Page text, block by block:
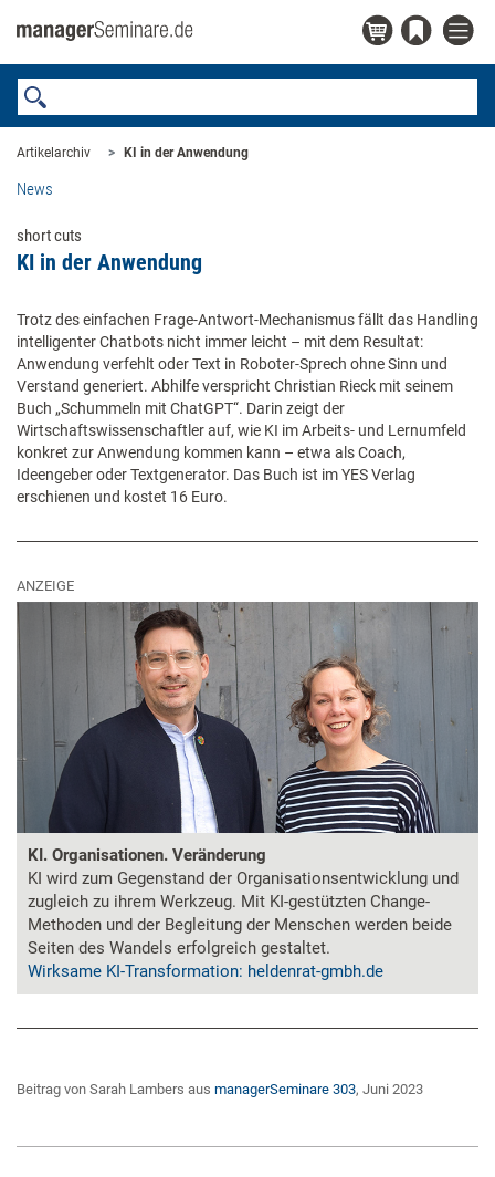
Artikelarchiv KI in der Anwendung
News
short cuts
KI in der Anwendung
Trotz des einfachen Frage-Antwort-Mechanismus fällt das Handling
intelligenter Chatbots nicht immer leicht – mit dem Resultat:
Anwendung verfehlt oder Text in Roboter-Sprech ohne Sinn und
Verstand generiert. Abhilfe verspricht Christian Rieck mit seinem
Buch „Schummeln mit ChatGPT“. Darin zeigt der
Wirtschaftswissenschaftler auf, wie KI im Arbeits- und Lernumfeld
konkret zur Anwendung kommen kann – etwa als Coach,
Ideengeber oder Textgenerator. Das Buch ist im YES Verlag
erschienen und kostet 16 Euro.
ANZEIGE
KI. Organisationen. Veränderung
KI wird zum Gegenstand der Organisationsentwicklung und
zugleich zu ihrem Werkzeug. Mit KI-gestützten Change-
Methoden und der Begleitung der Menschen werden beide
Seiten des Wandels erfolgreich gestaltet.
Wirksame KI-Transformation: heldenrat-gmbh.de
Beitrag von Sarah Lambers aus managerSeminare 303, Juni 2023